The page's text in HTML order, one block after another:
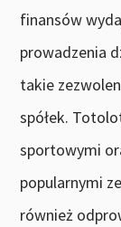
finansów
prowadzenia
takie
spółek.
sportowymi
popularnymi
również